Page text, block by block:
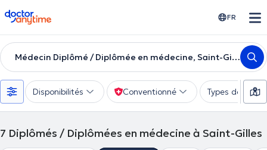
doctoranytime FR
Médecin Diplômé / Diplômée en médecine, Saint-Gilles
Disponibilités Conventionné Types de
7 Diplômés / Diplômées en médecine à Saint-Gilles